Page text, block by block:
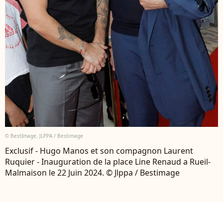
© BestImage, JLPPA / Bestimage
Exclusif - Hugo Manos et son compagnon Laurent
Ruquier - Inauguration de la place Line Renaud a Rueil-
Malmaison le 22 Juin 2024. © Jlppa / Bestimage